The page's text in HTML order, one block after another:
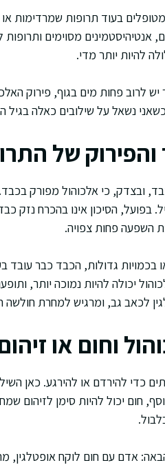
בעוד תרופות שמרדימות
אנטיהיסטמינים מסוימים
להיות יותר מדי.
יש לרוב פחות מים בגוף, פירוק
כשאני נשאל על שילובים כאלה בגיל
של
ובצדק, כי אלכוהול מפורק
בפועל, הסיכון אינו בהכרח נזק
השפעה פחות צפויה.
בכמויות גדולות, הכבד כבר
יכולה להיות נמוכה יותר,
לכאב גב, ומרגיש למחרת חולשה
וחום או
כדי להירדם או להירגע. כאן
חום יכול להיות סימן לזיהום
אדם עם חום לוקח אופטלגין,